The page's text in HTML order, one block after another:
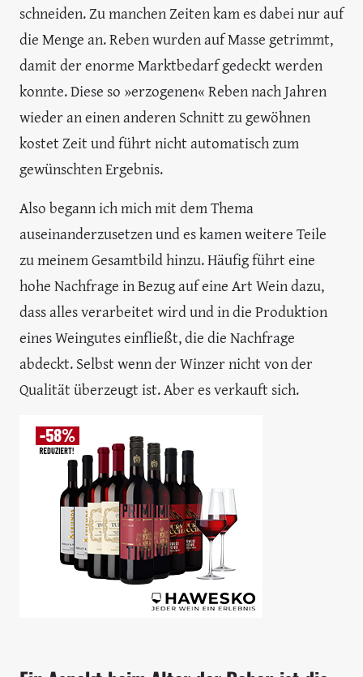
schneiden. Zu manchen Zeiten kam es dabei nur auf
die Menge an. Reben wurden auf Masse getrimmt,
damit der enorme Marktbedarf gedeckt werden
konnte. Diese so »erzogenen« Reben nach Jahren
wieder an einen anderen Schnitt zu gewöhnen
kostet Zeit und führt nicht automatisch zum
gewünschten Ergebnis.
Also begann ich mich mit dem Thema
auseinanderzusetzen und es kamen weitere Teile
zu meinem Gesamtbild hinzu. Häufig führt eine
hohe Nachfrage in Bezug auf eine Art Wein dazu,
dass alles verarbeitet wird und in die Produktion
eines Weingutes einfließt, die die Nachfrage
abdeckt. Selbst wenn der Winzer nicht von der
Qualität überzeugt ist. Aber es verkauft sich.